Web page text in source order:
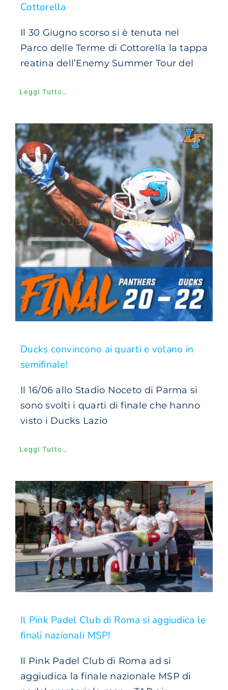
Cottorella
Il 30 Giugno scorso si è tenuta nel
Parco delle Terme di Cottorella la tappa
reatina dell’Enemy Summer Tour del
Leggi Tutto…
Ducks convincono ai quarti e volano in
semifinale!
Il 16/06 allo Stadio Noceto di Parma si
sono svolti i quarti di finale che hanno
visto i Ducks Lazio
Leggi Tutto…
Il Pink Padel Club di Roma si aggiudica le
finali nazionali MSP!
Il Pink Padel Club di Roma ad si
aggiudica la finale nazionale MSP di